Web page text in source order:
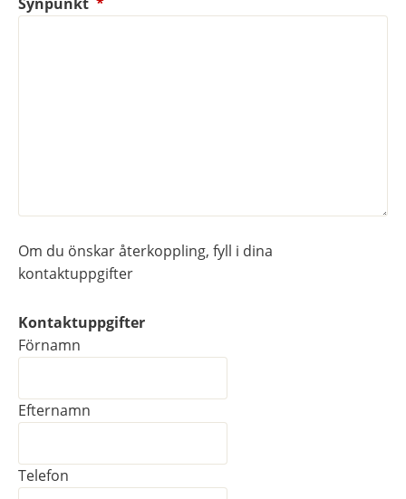
Om du önskar återkoppling, fyll i dina
kontaktuppgifter
Kontaktuppgifter
Kontaktuppgifter
Förnamn
Efternamn
Telefon